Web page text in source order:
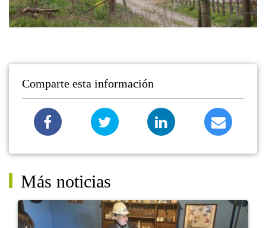
Comparte esta información
Más noticias